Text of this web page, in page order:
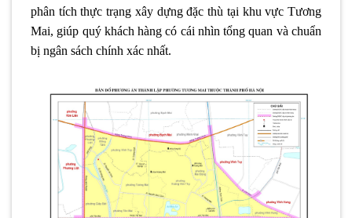
phân tích thực trạng xây dựng đặc thù tại khu vực Tương
Mai, giúp quý khách hàng có cái nhìn tổng quan và chuẩn
bị ngân sách chính xác nhất.